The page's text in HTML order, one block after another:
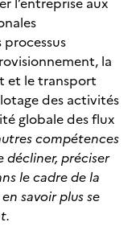
la
et le transport
des activités
globale des flux
compétences
préciser
le cadre de la
savoir plus se